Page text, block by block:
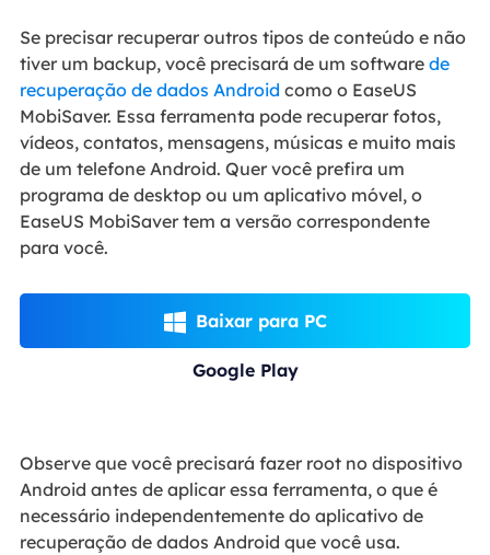
Se precisar recuperar outros tipos de conteúdo e não
tiver um backup, você precisará de um software de
recuperação de dados Android como o EaseUS
MobiSaver. Essa ferramenta pode recuperar fotos,
vídeos, contatos, mensagens, músicas e muito mais
de um telefone Android. Quer você prefira um
programa de desktop ou um aplicativo móvel, o
EaseUS MobiSaver tem a versão correspondente
para você.
 Baixar para PC
Google Play
Observe que você precisará fazer root no dispositivo
Android antes de aplicar essa ferramenta, o que é
necessário independentemente do aplicativo de
recuperação de dados Android que você usa.